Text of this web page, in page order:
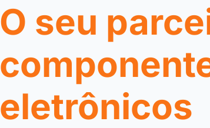
O seu
eletrônicos